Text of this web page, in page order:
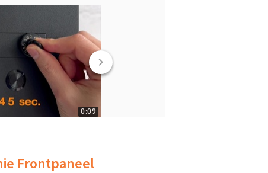
Frontpaneel